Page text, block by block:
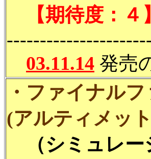
【期待度：４】
03.11.14 発売
・ファイナル
(アルティメッ
（シミュレー